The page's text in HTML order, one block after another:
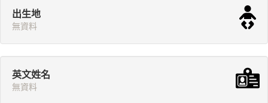
出生地
無資料
英文姓名
無資料